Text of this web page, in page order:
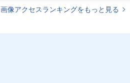
画像アクセスランキングをもっと見る